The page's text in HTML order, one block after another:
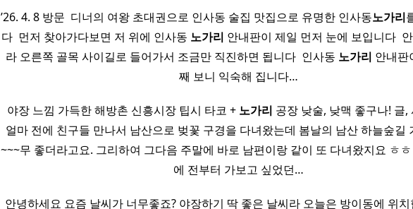
’26. 4. 8 방문 ​ 디너의 여왕 초대권으로 인사동 술집 맛집으로 유명한 인사동노가리
다 ​ 먼저 찾아가다보면 저 위에 인사동 노가리 안내판이 제일 먼저 눈에 보입니다
라 오른쪽 골목 사이길로 들어가서 조금만 직진하면 됩니다 ​ 인사동 노가리 안내판
째 보니 익숙해 집니다…
야장 느낌 가득한 해방촌 신흥시장 팁시 타코 + 노가리 공장 낮술, 낮맥 좋구나! 글,
얼마 전에 친구들 만나서 남산으로 벚꽃 구경을 다녀왔는데 봄날의 남산 하늘숲길
~~~무 좋더라고요. 그리하여 그다음 주말에 바로 남편이랑 같이 또 다녀왔지요 ㅎ
에 전부터 가보고 싶었던…
안녕하세요 요즘 날씨가 너무좋죠? 야장하기 딱 좋은 날씨라 오늘은 방이동에 위